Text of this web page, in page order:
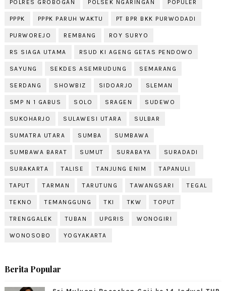
POLRES GROBOGAN POLSEK NGARINGAN POPULER
PPPK PPPK PARUH WAKTU PT BPR BKK PURWODADI
PURWOREJO REMBANG ROY SURYO
RS SIAGA UTAMA RSUD KI AGENG GETAS PENDOWO
SAYUNG SEKDES ASEMRUDUNG SEMARANG
SERDANG SHOWBIZ SIDOARJO SLEMAN
SMP N 1 GABUS SOLO SRAGEN SUDEWO
SUKOHARJO SULAWESI UTARA SULBAR
SUMATRA UTARA SUMBA SUMBAWA
SUMBAWA BARAT SUMUT SURABAYA SURADADI
SURAKARTA TALISE TANJUNG ENIM TAPANULI
TAPUT TARMAN TARUTUNG TAWANGSARI TEGAL
TEKNO TEMANGGUNG TKI TKW TOPUT
TRENGGALEK TUBAN UPGRIS WONOGIRI
WONOSOBO YOGYAKARTA
Berita Popular